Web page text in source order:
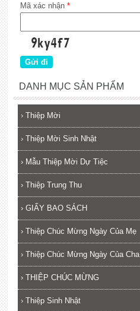
Mã xác nhận *
DANH MỤC SẢN PHẨM
› Thiệp Mời
› Thiệp Mời Sinh Nhật
› Mẫu Thiệp Mời Dự Tiệc
› Thiệp Trung Thu
› GIẤY BAO SÁCH
› Thiệp Chúc Mừng Ngày Của Mẹ
› Thiệp Chúc Mừng Ngày Của Cha
› THIỆP CHÚC MỪNG
› Thiệp Sinh Nhật